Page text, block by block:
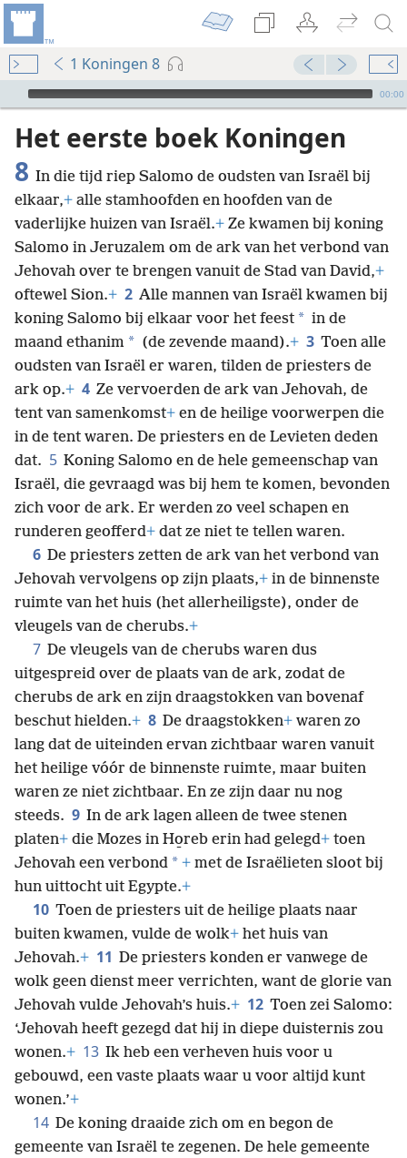
1 Koningen 8
Audio Player
00:00
Het eerste boek Koningen
8 In die tijd riep Salomo de oudsten van Israël bij
elkaar,+ alle stamhoofden en hoofden van de
vaderlijke huizen van Israël.+ Ze kwamen bij koning
Salomo in Jeruzalem om de ark van het verbond van
Jehovah over te brengen vanuit de Stad van David,+
oftewel Sion.+ 2 Alle mannen van Israël kwamen bij
koning Salomo bij elkaar voor het feest * in de
maand ethanim * (de zevende maand).+ 3 Toen alle
oudsten van Israël er waren, tilden de priesters de
ark op.+ 4 Ze vervoerden de ark van Jehovah, de
tent van samenkomst+ en de heilige voorwerpen die
in de tent waren. De priesters en de Levieten deden
dat. 5 Koning Salomo en de hele gemeenschap van
Israël, die gevraagd was bij hem te komen, bevonden
zich voor de ark. Er werden zo veel schapen en
runderen geofferd+ dat ze niet te tellen waren.
6 De priesters zetten de ark van het verbond van
Jehovah vervolgens op zijn plaats,+ in de binnenste
ruimte van het huis (het allerheiligste), onder de
vleugels van de cherubs.+
7 De vleugels van de cherubs waren dus
uitgespreid over de plaats van de ark, zodat de
cherubs de ark en zijn draagstokken van bovenaf
beschut hielden.+ 8 De draagstokken+ waren zo
lang dat de uiteinden ervan zichtbaar waren vanuit
het heilige vóór de binnenste ruimte, maar buiten
waren ze niet zichtbaar. En ze zijn daar nu nog
steeds. 9 In de ark lagen alleen de twee stenen
platen+ die Mozes in Ho̱reb erin had gelegd+ toen
Jehovah een verbond * + met de Israëlieten sloot bij
hun uittocht uit Egypte.+
10 Toen de priesters uit de heilige plaats naar
buiten kwamen, vulde de wolk+ het huis van
Jehovah.+ 11 De priesters konden er vanwege de
wolk geen dienst meer verrichten, want de glorie van
Jehovah vulde Jehovah’s huis.+ 12 Toen zei Salomo:
‘Jehovah heeft gezegd dat hij in diepe duisternis zou
wonen.+ 13 Ik heb een verheven huis voor u
gebouwd, een vaste plaats waar u voor altijd kunt
wonen.’+
14 De koning draaide zich om en begon de
gemeente van Israël te zegenen. De hele gemeente